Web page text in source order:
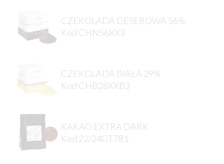
CZEKOLADA DESEROWA 56%
Kod CHN56XX3
CZEKOLADA BIAŁA 29%
Kod CHB28XXB3
KAKAO EXTRA DARK
Kod 22/24GT781